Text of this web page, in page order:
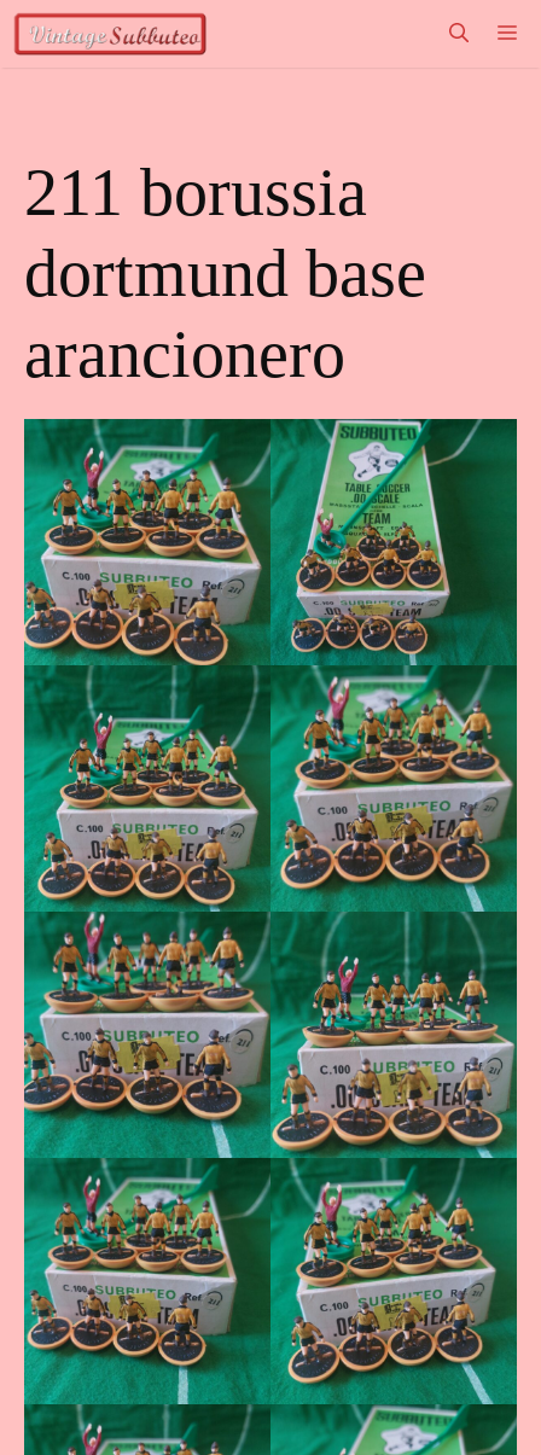
Vai
211 borussia
dortmund base
arancionero